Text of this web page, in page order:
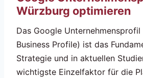
Würzburg optimieren
Das Google
Business Profile) ist das
Strategie und in aktuellen
wichtigste Einzelfaktor für die